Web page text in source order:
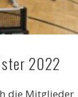
2022
die Mitglieder